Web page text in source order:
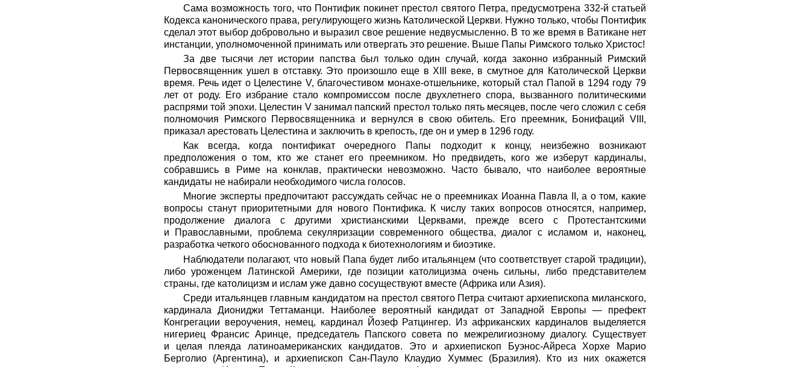
Сама возможность того, что Понтифик покинет престол святого Петра, предусмотрена 332-й статьей
Кодекса канонического права, регулирующего жизнь Католической Церкви. Нужно только, чтобы Понтифик
сделал этот выбор добровольно и выразил свое решение недвусмысленно. В то же время в Ватикане нет
инстанции, уполномоченной принимать или отвергать это решение. Выше Папы Римского только Христос!
За две тысячи лет истории папства был только один случай, когда законно избранный Римский
Первосвященник ушел в отставку. Это произошло еще в ХIII веке, в смутное для Католической Церкви
время. Речь идет о Целестине V, благочестивом монахе-отшельнике, который стал Папой в 1294 году 79
лет от роду. Его избрание стало компромиссом после двухлетнего спора, вызванного политическими
распрями той эпохи. Целестин V занимал папский престол только пять месяцев, после чего сложил с себя
полномочия Римского Первосвященника и вернулся в свою обитель. Его преемник, Бонифаций VIII,
приказал арестовать Целестина и заключить в крепость, где он и умер в 1296 году.
Как всегда, когда понтификат очередного Папы подходит к концу, неизбежно возникают
предположения о том, кто же станет его преемником. Но предвидеть, кого же изберут кардиналы,
собравшись в Риме на конклав, практически невозможно. Часто бывало, что наиболее вероятные
кандидаты не набирали необходимого числа голосов.
Многие эксперты предпочитают рассуждать сейчас не о преемниках Иоанна Павла II, а о том, какие
вопросы станут приоритетными для нового Понтифика. К числу таких вопросов относятся, например,
продолжение диалога с другими христианскими Церквами, прежде всего с Протестантскими
и Православными, проблема секуляризации современного общества, диалог с исламом и, наконец,
разработка четкого обоснованного подхода к биотехнологиям и биоэтике.
Наблюдатели полагают, что новый Папа будет либо итальянцем (что соответствует старой традиции),
либо уроженцем Латинской Америки, где позиции католицизма очень сильны, либо представителем
страны, где католицизм и ислам уже давно сосуществуют вместе (Африка или Азия).
Среди итальянцев главным кандидатом на престол святого Петра считают архиепископа миланского,
кардинала Диониджи Теттаманци. Наиболее вероятный кандидат от Западной Европы — префект
Конгрегации вероучения, немец, кардинал Йозеф Ратцингер. Из африканских кардиналов выделяется
нигериец Франсис Аринце, председатель Папского совета по межрелигиозному диалогу. Существует
и целая плеяда латиноамериканских кандидатов. Это и архиепископ Буэнос-Айреса Хорхе Марио
Берголио (Аргентина), и архиепископ Сан-Пауло Клаудио Хуммес (Бразилия). Кто из них окажется